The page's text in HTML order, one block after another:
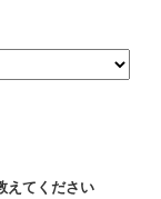
えてください